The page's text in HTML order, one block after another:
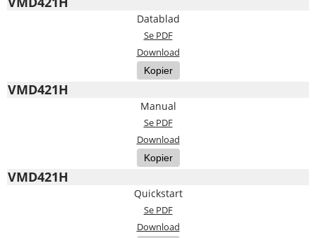
Datablad
Se PDF
Download
Kopier
VMD421H
Manual
Se PDF
Download
Kopier
VMD421H
Quickstart
Se PDF
Download